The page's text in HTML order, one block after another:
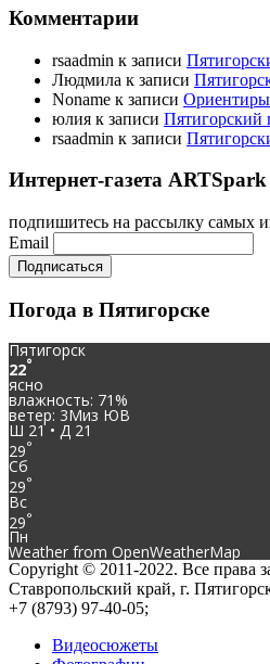
Комментарии
rsaadmin к записи
Людмила к записи
Noname к записи
юлия к записи Пятигорский
rsaadmin к записи
Интернет-газета ARTSpark
подпишитесь на рассылку самых
Email
Погода в Пятигорске
Пятигорск
22°
ясно
влажность: 71%
ветер: 3Миз ЮВ
Ш 21 • Д 21
29°
Сб
29°
Вс
29°
Пн
Weather from OpenWeatherMap
Copyright © 2011-2022. Все права
Ставропольский край, г.
+7 (8793) 97-40-05;
Видеосюжеты